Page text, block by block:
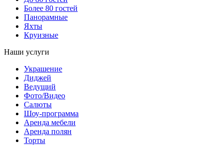
Более 80 гостей
Панорамные
Яхты
Круизные
Наши услуги
Украшение
Диджей
Ведущий
Фото/Видео
Салюты
Шоу-программа
Аренда мебели
Аренда полян
Торты